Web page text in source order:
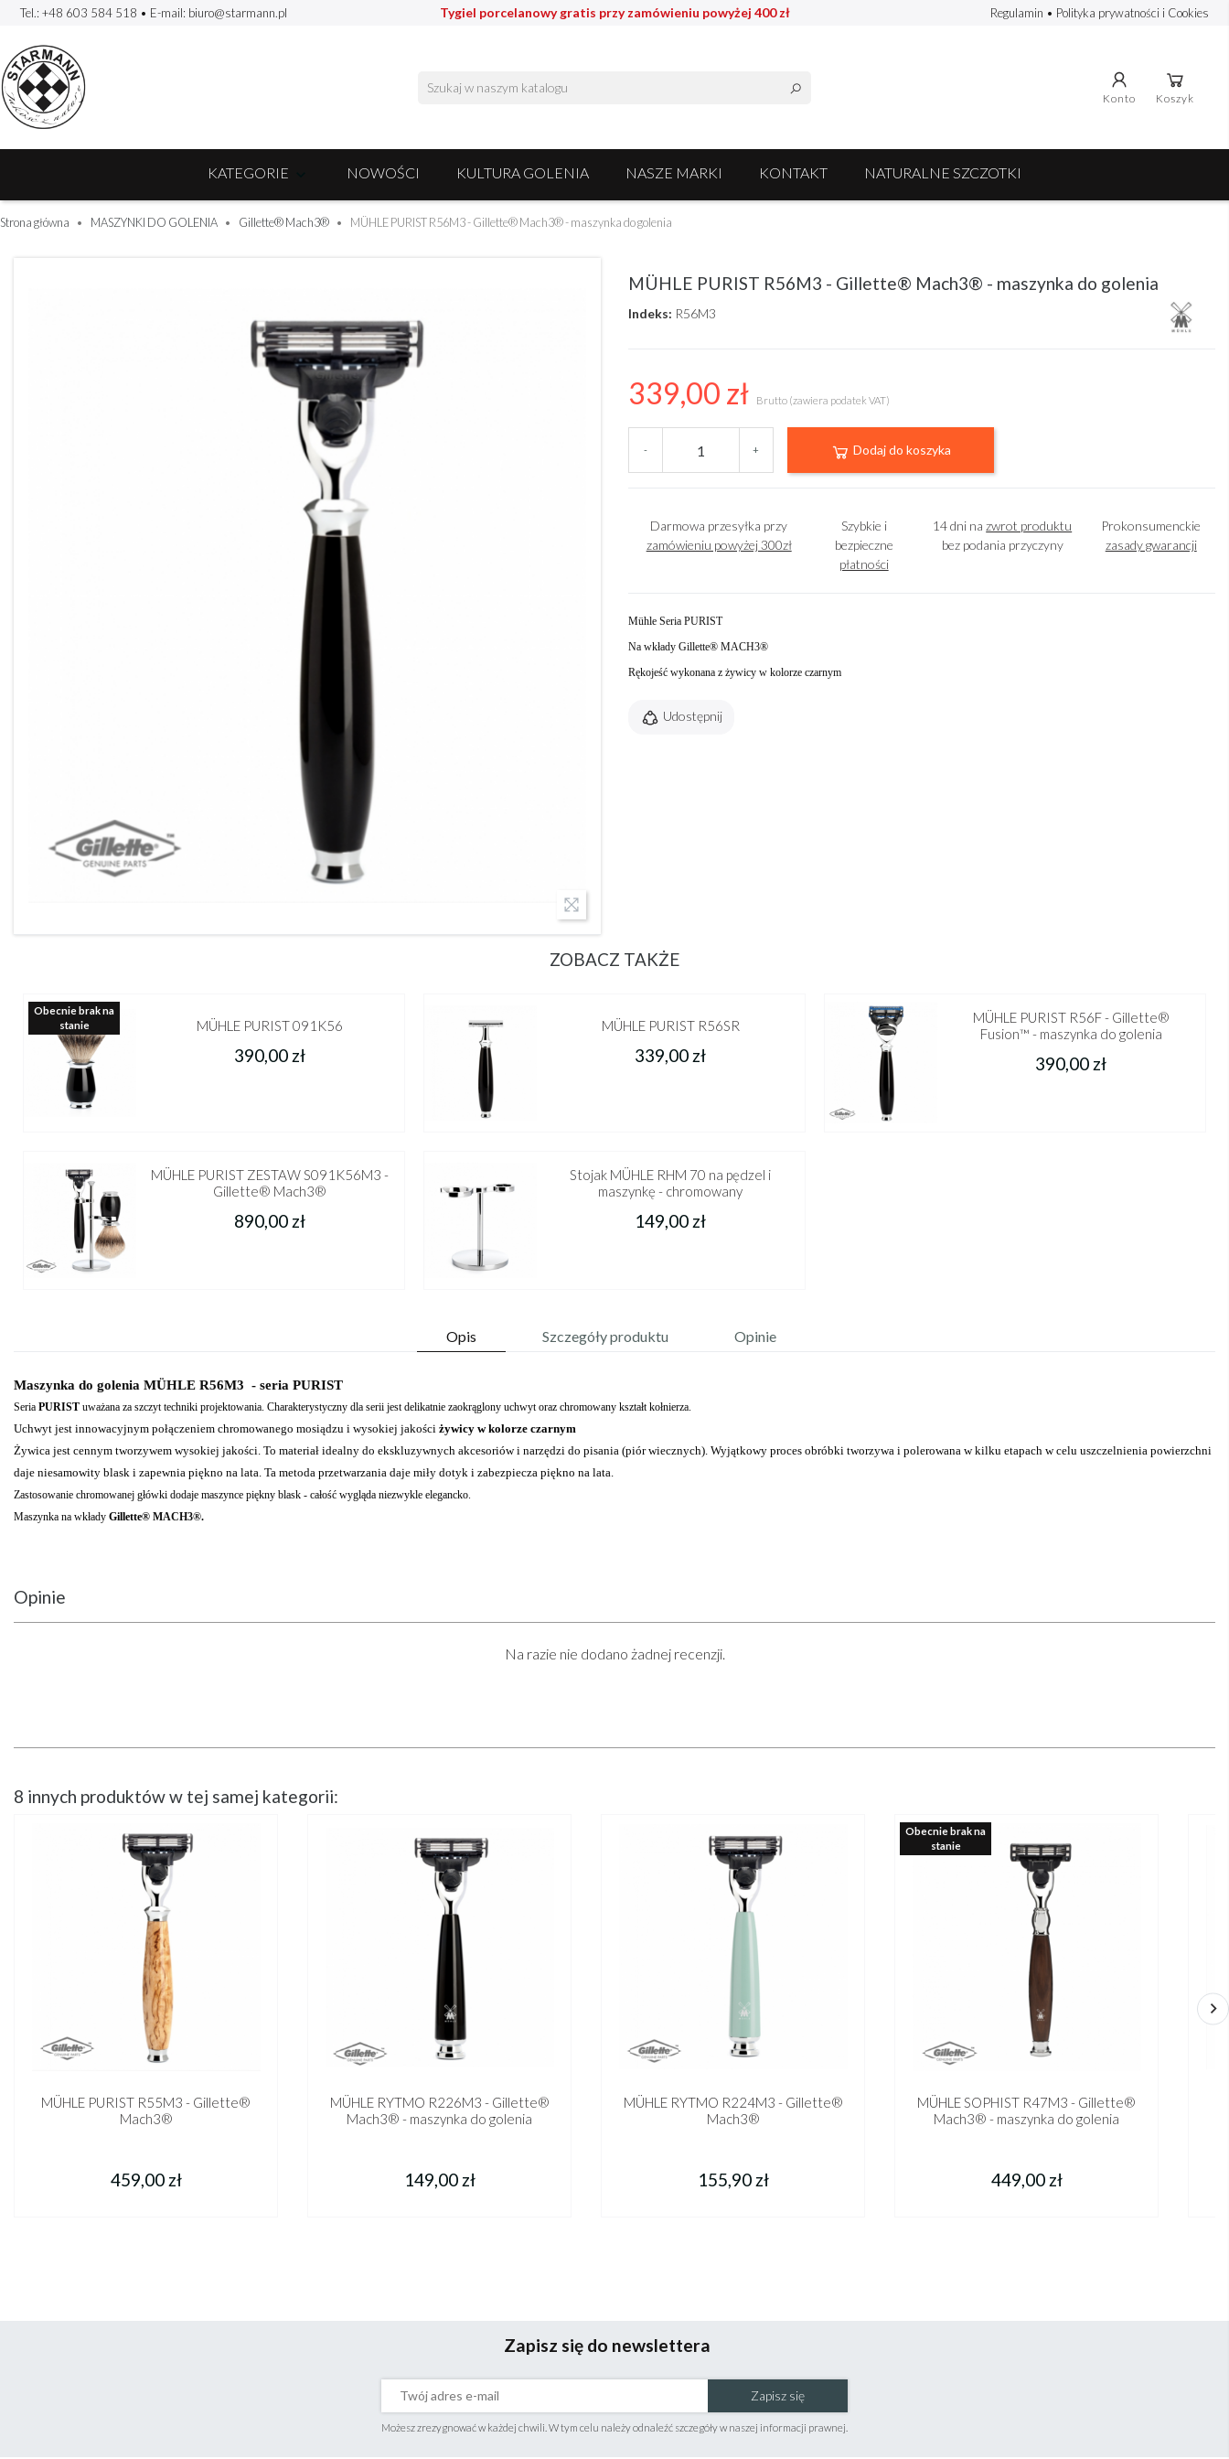
Tel.: +48 603 584 518 • E-mail: biuro@starmann.pl Tygiel porcelanowy gratis przy zamówieniu powyżej 400 zł Regulamin • Polityka prywatności i Cookies
Konto Koszyk
KATEGORIE NOWOŚCI KULTURA GOLENIA NASZE MARKI KONTAKT NATURALNE SZCZOTKI
Strona główna MASZYNKI DO GOLENIA Gillette® Mach3® MÜHLE PURIST R56M3 - Gillette® Mach3® - maszynka do golenia
MÜHLE PURIST R56M3 - Gillette® Mach3® - maszynka do golenia
Indeks: R56M3
339,00 zł Brutto (zawiera podatek VAT)
- + Dodaj do koszyka
Darmowa przesyłka przy
zamówieniu powyżej 300zł
Szybkie i
bezpieczne
płatności
14 dni nazwrot produktu
bez podania przyczyny
Prokonsumenckie
zasady gwarancji
Mühle Seria PURIST
Na wkłady Gillette® MACH3®
Rękojeść wykonana z żywicy w kolorze czarnym
Udostępnij
ZOBACZ TAKŻE
MÜHLE PURIST 091K56
390,00 zł
Obecnie brak na
stanie
MÜHLE PURIST R56SR
339,00 zł
MÜHLE PURIST R56F - Gillette®
Fusion™ - maszynka do golenia
390,00 zł
MÜHLE PURIST ZESTAW S091K56M3 -
Gillette® Mach3®
890,00 zł
Stojak MÜHLE RHM 70 na pędzel i
maszynkę - chromowany
149,00 zł
Opis Szczegóły produktu Opinie
Maszynka do golenia MÜHLE R56M3 - seria PURIST
Seria PURIST uważana za szczyt techniki projektowania. Charakterystyczny dla serii jest delikatnie zaokrąglony uchwyt oraz chromowany kształt kołnierza.
Uchwyt jest innowacyjnym połączeniem chromowanego mosiądzu i wysokiej jakości żywicy w kolorze czarnym
Żywica jest cennym tworzywem wysokiej jakości. To materiał idealny do ekskluzywnych akcesoriów i narzędzi do pisania (piór wiecznych). Wyjątkowy proces obróbki tworzywa i polerowana w kilku etapach w celu uszczelnienia powierzchni
daje niesamowity blask i zapewnia piękno na lata. Ta metoda przetwarzania daje miły dotyk i zabezpiecza piękno na lata.
Zastosowanie chromowanej główki dodaje maszynce piękny blask - całość wygląda niezwykle elegancko.
Maszynka na wkłady Gillette® MACH3®.
Opinie
Na razie nie dodano żadnej recenzji.
8 innych produktów w tej samej kategorii:
MÜHLE PURIST R55M3 - Gillette®
Mach3®
459,00 zł
MÜHLE RYTMO R226M3 - Gillette®
Mach3® - maszynka do golenia
149,00 zł
MÜHLE RYTMO R224M3 - Gillette®
Mach3®
155,90 zł
MÜHLE SOPHIST R47M3 - Gillette®
Mach3® - maszynka do golenia
449,00 zł
Obecnie brak na
stanie
Zapisz się do newslettera
Zapisz się
Możesz zrezygnować w każdej chwili. W tym celu należy odnaleźć szczegóły w naszej informacji prawnej.